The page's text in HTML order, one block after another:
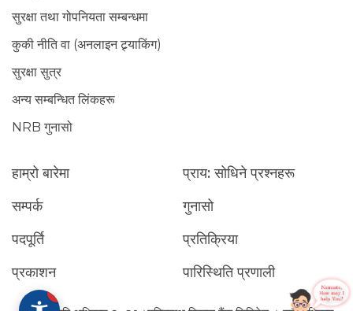
सुरक्षा तथा गोपनियता सम्बन्धमा
कुकी नीति वा (अनलाइन ट्र्याकिंग)
सुरक्षा सुत्र
अन्य सम्बन्धित लिंकहरू
NRB गुनासो
हाम्रो बारेमा
सम्पर्क
पदपूर्ति
प्रकाशन
प्राय: सोधिने प्रश्नहरू
गुनासो
प्रतिक्रिया
पारिस्थिति प्रणाली